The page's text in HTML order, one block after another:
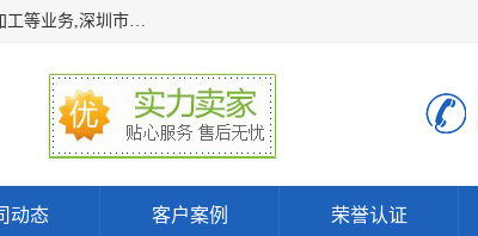
深圳市宝安区石岩瑞鑫五金制品厂主要经营丝杆加工、恒压阀、长轴加工、数控车床加工、叶轮、车铣复合加工等业务,深圳市宝安区石岩瑞鑫五金制品厂产品广泛应用于按摩椅、各类阀门、电机等石化类、机械类产品.
动态 客户案例 荣誉认证